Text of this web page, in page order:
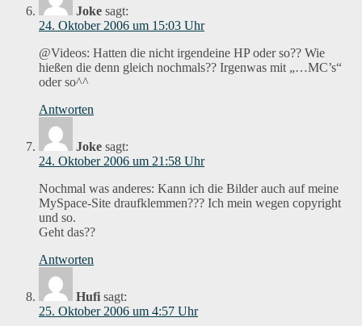
Joke sagt:
24. Oktober 2006 um 15:03 Uhr
@Videos: Hatten die nicht irgendeine HP oder so?? Wie
hießen die denn gleich nochmals?? Irgenwas mit „…MC’s“
oder so^^
Antworten
Joke sagt:
24. Oktober 2006 um 21:58 Uhr
Nochmal was anderes: Kann ich die Bilder auch auf meine
MySpace-Site draufklemmen??? Ich mein wegen copyright
und so.
Geht das??
Antworten
Hufi sagt:
25. Oktober 2006 um 4:57 Uhr